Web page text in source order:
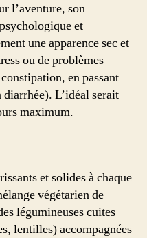
l’aventure, son
et
une apparence sec et
ou de problèmes
en passant
L’idéal serait
maximum.
et solides à chaque
végétarien de
légumineuses cuites
lentilles) accompagnées